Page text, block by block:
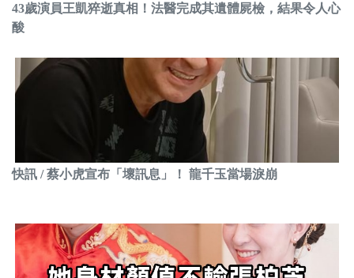
43歲演員王凱猝逝真相！法醫完成其遺體屍檢，結果令人心
酸
快訊 / 蔡小虎宣布「壞訊息」！ 龍千玉當場淚崩